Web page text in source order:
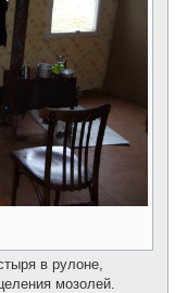
в рулоне,
мозолей.